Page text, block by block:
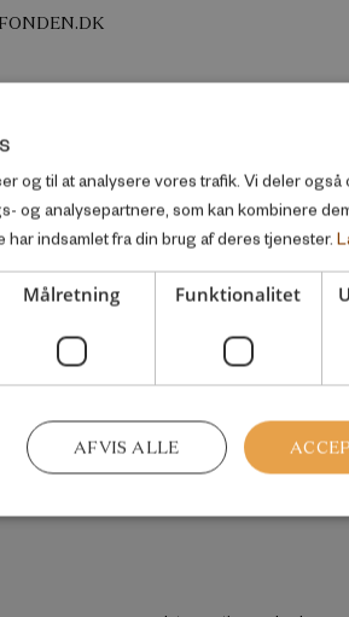
og til at analysere vores trafik. Vi deler
og analysepartnere, som kan kombinere
indsamlet fra din brug af deres tjenester.
Målretning Funktionalitet
AFVIS ALLE